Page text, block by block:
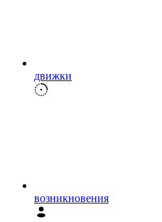
движки
возникновения